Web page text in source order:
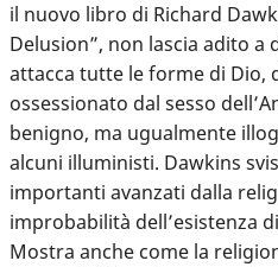
il nuovo libro di Richard
Delusion”, non lascia adito a
attacca tutte le forme di Dio,
ossessionato dal sesso
benigno, ma ugualmente
alcuni illuministi. Dawkins
importanti avanzati dalla
improbabilità dell’esistenza
Mostra anche come la